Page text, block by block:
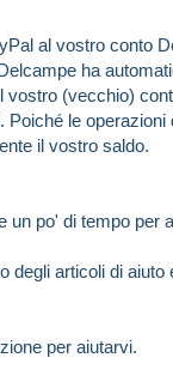
al vostro conto
ha
(vecchio)
le
il vostro saldo.
po' di tempo
articoli di
per aiutarvi.